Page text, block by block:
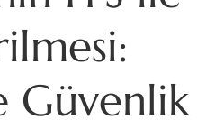
Güvenlik